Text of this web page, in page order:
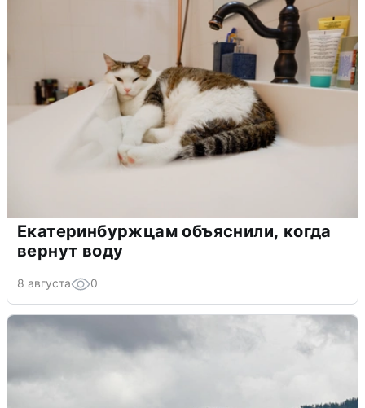
Екатеринбуржцам объяснили, когда
вернут воду
8 августа 0